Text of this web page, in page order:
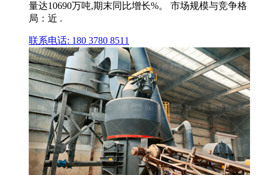
量达10690万吨,期末同比增长%。 市场规模与竞争格
局：近 .
联系电话: 180 3780 8511